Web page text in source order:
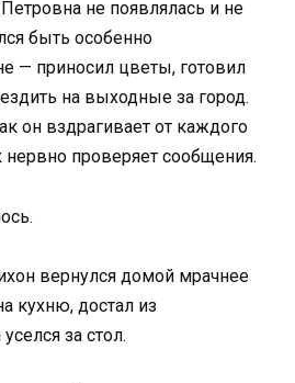
не появлялась и не
быть особенно
— приносил цветы, готовил
на выходные за город.
он вздрагивает от каждого
нервно проверяет сообщения.
вернулся домой мрачнее
кухню, достал из
за стол.